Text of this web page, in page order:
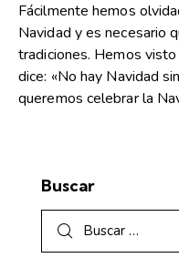
Fácilmente hemos
Navidad y es necesario
tradiciones. Hemos
dice: «No hay Navidad
queremos celebrar la
Buscar